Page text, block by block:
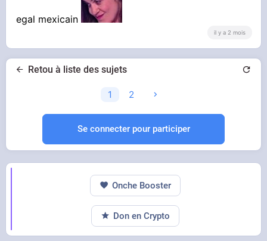
depuis 60 ans
egal mexicain
il y a 2 mois
Retou à liste des sujets
1 2
Se connecter pour participer
Onche Booster
Don en Crypto